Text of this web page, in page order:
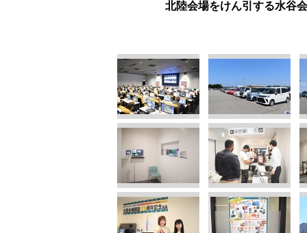
北陸会場をけん引する水谷